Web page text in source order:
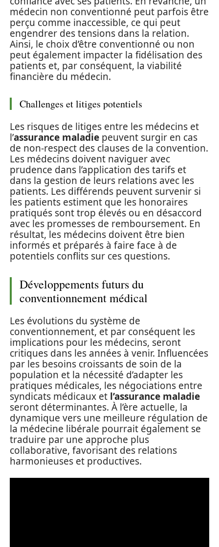
médecin non conventionné peut parfois être
perçu comme inaccessible, ce qui peut
engendrer des tensions dans la relation.
Ainsi, le choix d’être conventionné ou non
peut également impacter la fidélisation des
patients et, par conséquent, la viabilité
financière du médecin.
Challenges et litiges potentiels
Les risques de litiges entre les médecins et
l’assurance maladie peuvent surgir en cas
de non-respect des clauses de la convention.
Les médecins doivent naviguer avec
prudence dans l’application des tarifs et
dans la gestion de leurs relations avec les
patients. Les différends peuvent survenir si
les patients estiment que les honoraires
pratiqués sont trop élevés ou en désaccord
avec les promesses de remboursement. En
résultat, les médecins doivent être bien
informés et préparés à faire face à de
potentiels conflits sur ces questions.
Développements futurs du
conventionnement médical
Les évolutions du système de
conventionnement, et par conséquent les
implications pour les médecins, seront
critiques dans les années à venir. Influencées
par les besoins croissants de soin de la
population et la nécessité d’adapter les
pratiques médicales, les négociations entre
syndicats médicaux et l’assurance maladie
seront déterminantes. À l’ère actuelle, la
dynamique vers une meilleure régulation de
la médecine libérale pourrait également se
traduire par une approche plus
collaborative, favorisant des relations
harmonieuses et productives.